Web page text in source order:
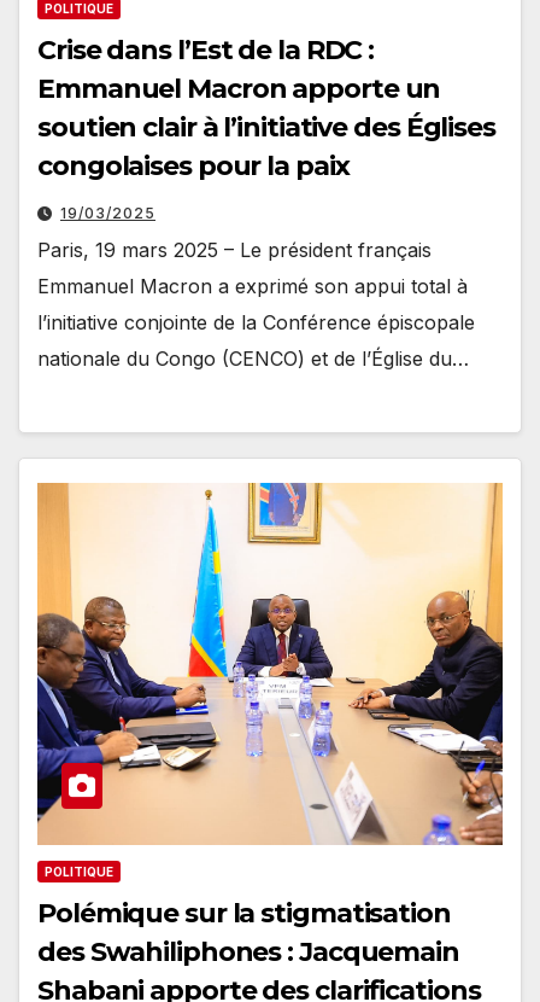
POLITIQUE
Crise dans l’Est de la RDC :
Emmanuel Macron apporte un
soutien clair à l’initiative des Églises
congolaises pour la paix
19/03/2025
Paris, 19 mars 2025 – Le président français
Emmanuel Macron a exprimé son appui total à
l’initiative conjointe de la Conférence épiscopale
nationale du Congo (CENCO) et de l’Église du…
POLITIQUE
Polémique sur la stigmatisation
des Swahiliphones : Jacquemain
Shabani apporte des clarifications